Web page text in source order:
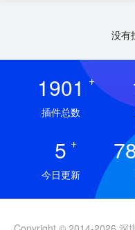
没有
1901 +
插件总数
5 +
今日更新